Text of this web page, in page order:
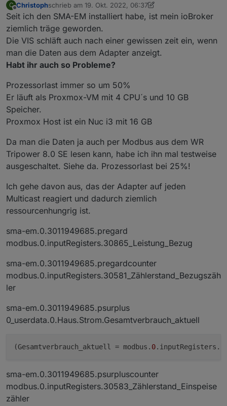
C
Offline
Christophschrieb am 19. Okt. 2022, 06:37
zuletzt editiert von Christoph
Seit ich den SMA-EM installiert habe, ist mein ioBroker
ziemlich träge geworden.
Die VIS schläft auch nach einer gewissen zeit ein, wenn
man die Daten aus dem Adapter anzeigt.
Habt ihr auch so Probleme?
Prozessorlast immer so um 50%
Er läuft als Proxmox-VM mit 4 CPU´s und 10 GB
Speicher.
Proxmox Host ist ein Nuc i3 mit 16 GB
Da man die Daten ja auch per Modbus aus dem WR
Tripower 8.0 SE lesen kann, habe ich ihn mal testweise
ausgeschaltet. Siehe da. Prozessorlast bei 25%!
Ich gehe davon aus, das der Adapter auf jeden
Multicast reagiert und dadurch ziemlich
ressourcenhungrig ist.
sma-em.0.3011949685.pregard
modbus.0.inputRegisters.30865_Leistung_Bezug
sma-em.0.3011949685.pregardcounter
modbus.0.inputRegisters.30581_Zählerstand_Bezugszäh
ler
sma-em.0.3011949685.psurplus
0_userdata.0.Haus.Strom.Gesamtverbrauch_aktuell
(Gesamtverbrauch_aktuell = modbus. 0.inputRegisters.
sma-em.0.3011949685.psurpluscounter
modbus.0.inputRegisters.30583_Zählerstand_Einspeise
zähler